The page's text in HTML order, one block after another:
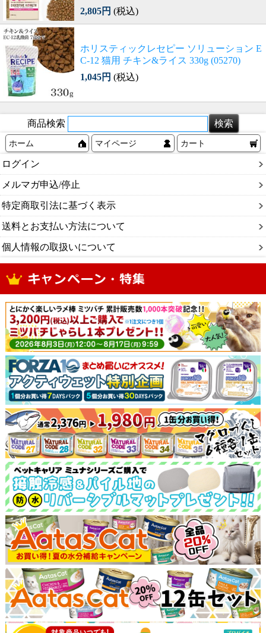
2,805円 (税込)
ホリスティックレセピー ソリューション E
C-12 猫用 チキン&ライス 330g (05270)
1,045円 (税込)
商品検索
ホーム マイページ カート
ログイン
メルマガ申込/停止
特定商取引法に基づく表示
送料とお支払い方法について
個人情報の取扱いについて